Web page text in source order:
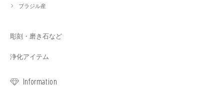
ブラジル産
彫刻・磨き石など
浄化アイテム
Information